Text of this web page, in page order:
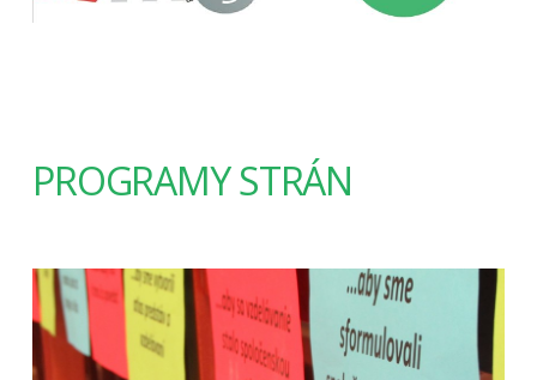
PROGRAMY STRÁN